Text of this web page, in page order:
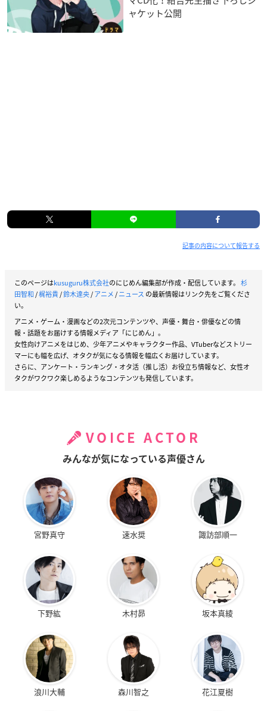
ャケット公開
記事の内容について報告する
このページはkusuguru株式会社のにじめん編集部が作成・配信しています。 杉
田智和/梶裕貴/鈴木達央/アニメ/ニュース の最新情報はリンク先をご覧くださ
い。
アニメ・ゲーム・漫画などの2次元コンテンツや、声優・舞台・俳優などの情
報・話題をお届けする情報メディア「にじめん」。
女性向けアニメをはじめ、少年アニメやキャラクター作品、VTuberなどストリー
マーにも幅を広げ、オタクが気になる情報を幅広くお届けしています。
さらに、アンケート・ランキング・オタ活（推し活）お役立ち情報など、女性オ
タクがワクワク楽しめるようなコンテンツも発信しています。
VOICE ACTOR
みんなが気になっている声優さん
宮野真守 速水奨 諏訪部順一
下野紘 木村昴 坂本真綾
浪川大輔 森川智之 花江夏樹